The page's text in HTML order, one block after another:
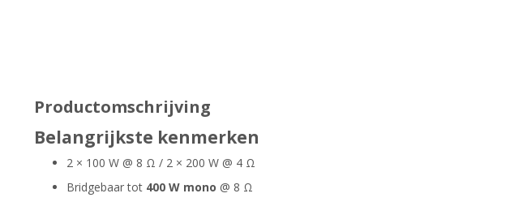
Productomschrijving
Belangrijkste kenmerken
2 × 100 W @ 8 Ω / 2 × 200 W @ 4 Ω
Bridgebaar tot 400 W mono @ 8 Ω